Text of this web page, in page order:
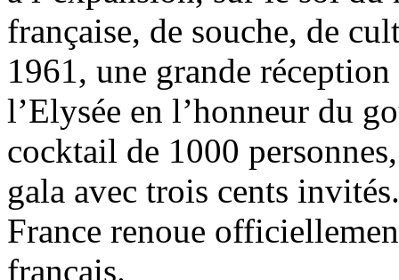
française, de souche, de
1961, une grande
l’Elysée en l’honneur du
cocktail de 1000
gala avec trois cents
France renoue
français.